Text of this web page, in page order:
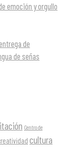
emoción y orgullo
de
de señas
Centro de
cultura